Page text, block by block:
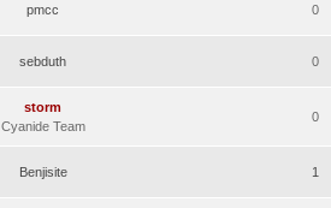
pmcc 0
sebduth 0
storm
Cyanide Team
0
Benjisite 1